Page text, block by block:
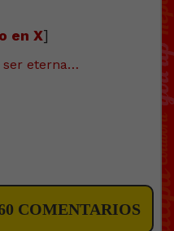
en X]
ser eterna…
COMENTARIOS